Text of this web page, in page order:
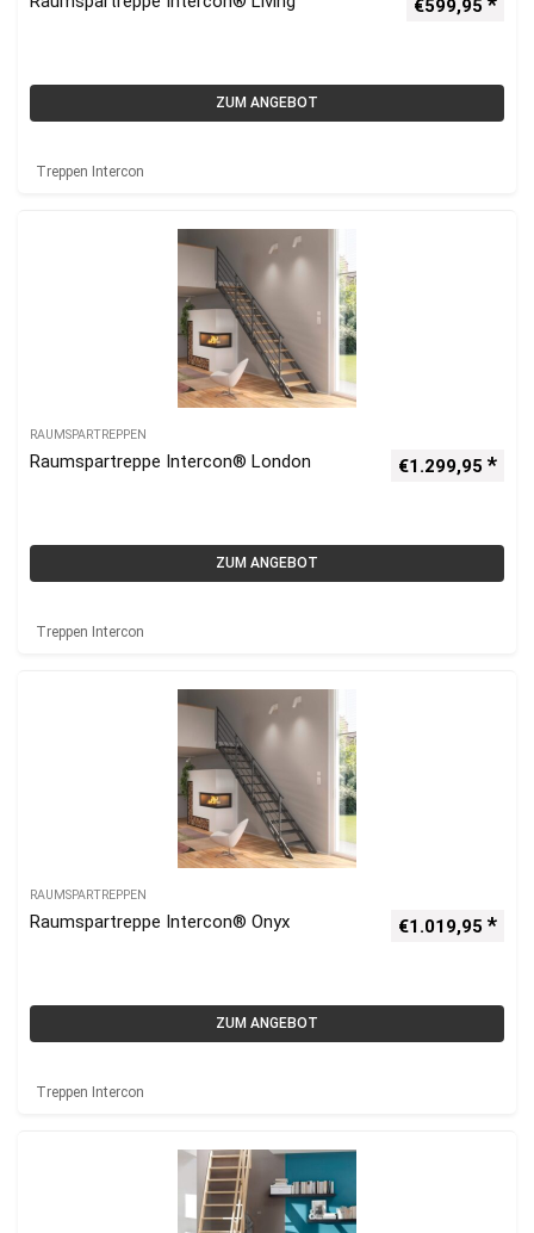
€599,95
ZUM ANGEBOT
Treppen Intercon
RAUMSPARTREPPEN
Raumspartreppe Intercon® London €1.299,95
ZUM ANGEBOT
Treppen Intercon
RAUMSPARTREPPEN
Raumspartreppe Intercon® Onyx €1.019,95
ZUM ANGEBOT
Treppen Intercon